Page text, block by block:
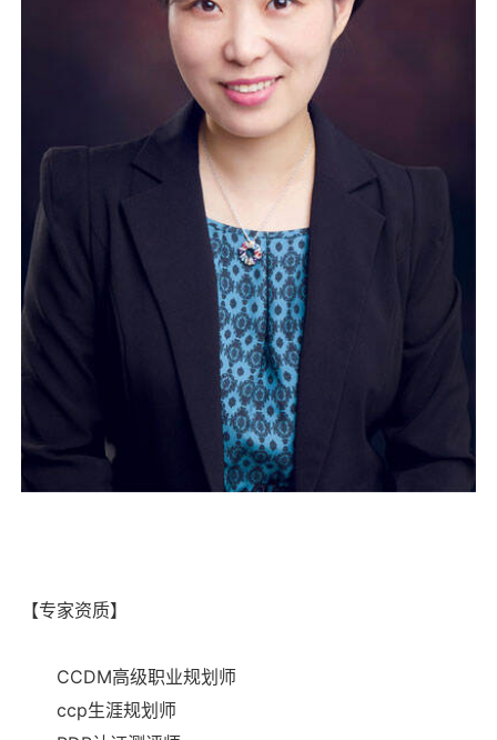
【专家资质】
CCDM高级职业规划师
ccp生涯规划师